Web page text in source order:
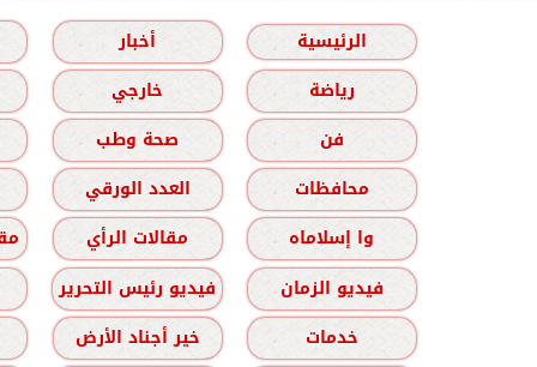
الرئيسية
أخبار
رياضة
خارجي
فن
صحة وطب
محافظات
العدد الورقي
وا إسلاماه
مقالات الرأي
فيديو الزمان
فيديو رئيس التحرير
خدمات
خير أجناد الأرض